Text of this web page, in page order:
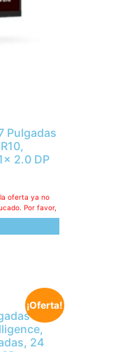
Pulgadas
2.0 DP
oferta ya no
Por favor,
¡Oferta!
con
24